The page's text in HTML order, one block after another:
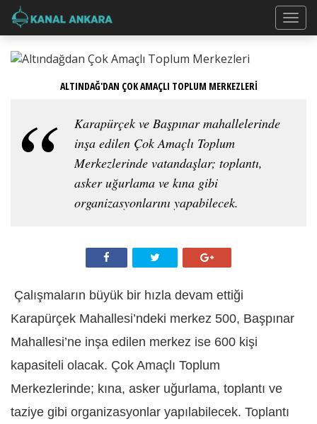
ALTINDAĞ'DAN ÇOK AMAÇLI TOPLUM MERKEZLERİ
Karapürçek ve Başpınar mahallelerinde
inşa edilen Çok Amaçlı Toplum
Merkezlerinde vatandaşlar; toplantı,
asker uğurlama ve kına gibi
organizasyonlarını yapabilecek.
Çalışmaların büyük bir hızla devam ettiği
Karapürçek Mahallesi’ndeki merkez 500, Başpınar
Mahallesi’ne inşa edilen merkez ise 600 kişi
kapasiteli olacak. Çok Amaçlı Toplum
Merkezlerinde; kına, asker uğurlama, toplantı ve
taziye gibi organizasyonlar yapılabilecek. Toplantı